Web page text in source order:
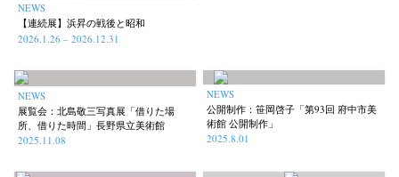
NEWS
【連続展】浜昇の戦後と昭和
2026.1.26 – 2026.12.31
NEWS
展覧会：北島敬三写真展「借りた場
所、借りた時間」長野県立美術館
2025.11.08
NEWS
公開制作：笹岡啓子「第93回 府中市美
術館 公開制作」
2025.8.01